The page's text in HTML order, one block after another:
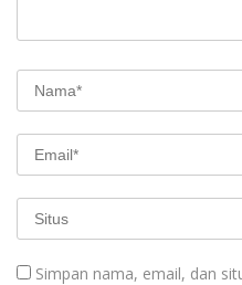
Simpan nama, email, dan